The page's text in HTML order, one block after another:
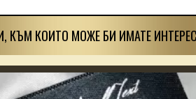
КЪМ КОИТО МОЖЕ БИ ИМАТЕ